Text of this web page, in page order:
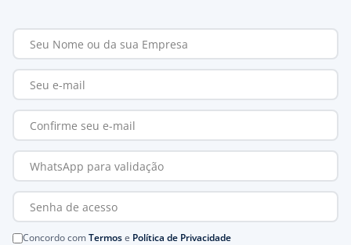
Concordo comTermose Política de Privacidade